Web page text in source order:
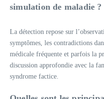
simulation de maladie ?
La détection repose sur
symptômes, les contradictions
médicale fréquente et parfois la
discussion approfondie avec la
syndrome factice.